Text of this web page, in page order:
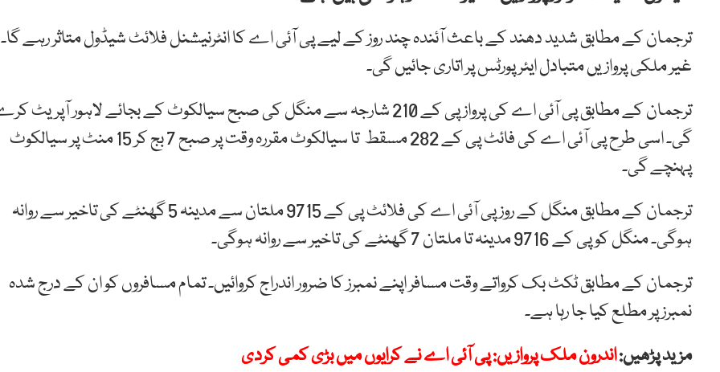
ترجمان کے مطابق شدید دھند کے باعث آئندہ چند روز کے لیے پی آئی اے کا انٹرنیشنل فلائٹ شیڈول متاثر رہے گا۔
غیر ملکی پروازیں متبادل ایئر پورٹس پر اتاری جائیں گی۔
ترجمان کے مطابق پی آئی اے کی پرواز پی کے 210 شارجہ سے منگل کی صبح سیالکوٹ کے بجائے لاہور آپریٹ
گی۔ اسی طرح پی آئی اے کی فائٹ پی کے 282 مسقط تا سیالکوٹ مقررہ وقت پر صبح 7 بج کر 15 منٹ پر سیالکوٹ
پہنچے گی۔
ترجمان کے مطابق منگل کے روز پی آئی اے کی فلائٹ پی کے 9715 ملتان سے مدینہ 5 گھنٹے کی تاخیر سے روانہ
ہوگی۔ منگل کو پی کے 9716 مدینہ تا ملتان 7 گھنٹے کی تاخیر سے روانہ ہوگی۔
ترجمان کے مطابق ٹکٹ بک کرواتے وقت مسافر اپنے نمبرز کا ضرور اندراج کروائیں۔ تمام مسافروں کو ان کے درج شدہ
نمبرز پر مطلع کیا جا رہا ہے۔
مزید پڑھیں:اندرون ملک پروازیں: پی آئی اے نے کرایوں میں بڑی کمی کردی